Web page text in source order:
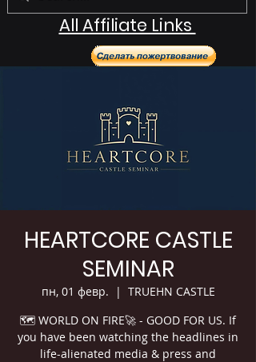
All Affiliate Links
HEARTCORE CASTLE
SEMINAR
пн, 01 февр.
  |
TRUEHN CASTLE
🗺 WORLD ON FIRE🚀 - GOOD FOR US. If
you have been watching the headlines in
life-alienated media & press and